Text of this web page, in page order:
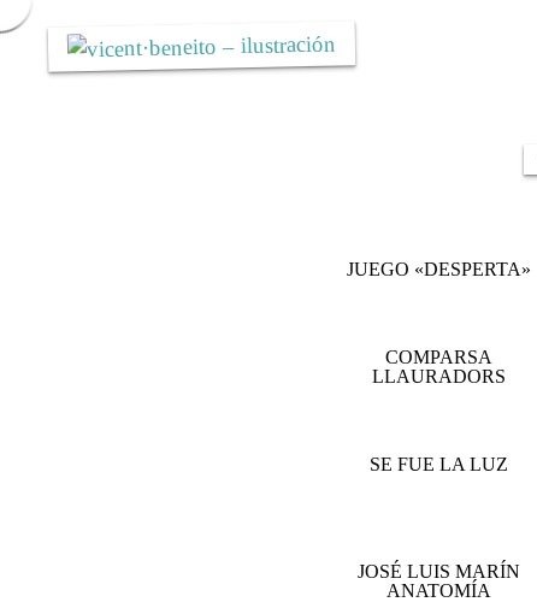
Saltar
contenido
JUEGO «DESPERTA»
COMPARSA
LLAURADORS
SE FUE LA LUZ
JOSÉ LUIS MARÍN
ANATOMÍA